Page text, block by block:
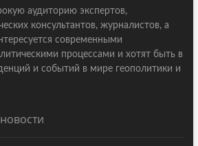
аудиторию экспертов,
консультантов, журналистов, а
современными
процессами и хотят быть в
и событий в мире геополитики и